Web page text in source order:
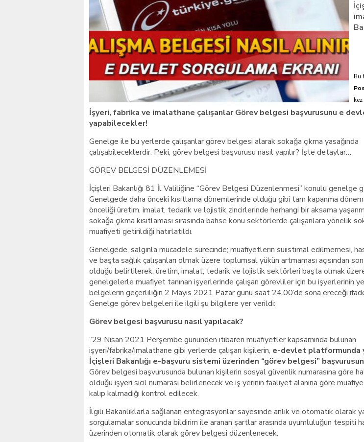
Giresunlu sürücü Orhangazi’de hayatını kaybetti
Bu
İşyeri, fabrika ve imalathane çalışanlar Görev belgesi başvurusunu e
yapabilecekler!
Genelge ile bu yerlerde çalışanlar görev belgesi alarak sokağa çıkma yasağında
çalışabileceklerdir. Peki, görev belgesi başvurusu nasıl yapılır? İşte detaylar…
GÖREV BELGESİ DÜZENLEMESİ
İçişleri Bakanlığı 81 İl Valiliğine “Görev Belgesi Düzenlenmesi” konulu genelge
Genelgede daha önceki kısıtlama dönemlerinde olduğu gibi tam kapanma
önceliği üretim, imalat, tedarik ve lojistik zincirlerinde herhangi bir aksama
sokağa çıkma kısıtlaması sırasında bahse konu sektörlerde çalışanlara yönelik
muafiyeti getirildiği hatırlatıldı.
Genelgede, salgınla mücadele sürecinde; muafiyetlerin suiistimal edilmemesi,
ve başta sağlık çalışanları olmak üzere toplumsal yükün artmaması açısından
olduğu belirtilerek, üretim, imalat, tedarik ve lojistik sektörleri başta olmak
genelgelerle muafiyet tanınan işyerlerinde çalışan görevliler için bu işyerlerinin
belgelerin geçerliliğin 2 Mayıs 2021 Pazar günü saat 24.00’de sona ereceği
Genelge görev belgeleri ile ilgili şu bilgilere yer verildi:
Görev belgesi başvurusu nasıl yapılacak?
“29 Nisan 2021 Perşembe gününden itibaren muafiyetler kapsamında bulunan
işyeri/fabrika/imalathane gibi yerlerde çalışan kişilerin, e-devlet platformunda
İçişleri Bakanlığı e-başvuru sistemi üzerinden “görev belgesi”
Görev belgesi başvurusunda bulunan kişilerin sosyal güvenlik numarasına göre
olduğu işyeri sicil numarası belirlenecek ve iş yerinin faaliyet alanına göre
kalıp kalmadığı kontrol edilecek.
İlgili Bakanlıklarla sağlanan entegrasyonlar sayesinde anlık ve otomatik olarak
sorgulamalar sonucunda bildirim ile aranan şartlar arasında uyumluluğun tespiti
üzerinden otomatik olarak görev belgesi düzenlenecek.